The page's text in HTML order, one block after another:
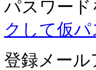
パスワー
クして仮
登録メー